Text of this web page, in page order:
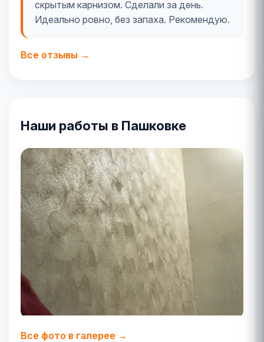
скрытым карнизом. Сделали за день.
Идеально ровно, без запаха. Рекомендую.
Все отзывы →
Наши работы в Пашковке
Все фото в галерее →